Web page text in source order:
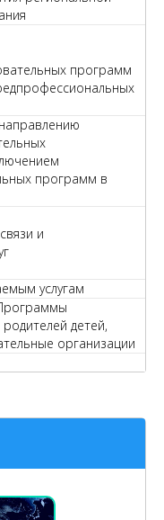
программ
программ в
и
услугам
детей,
организации